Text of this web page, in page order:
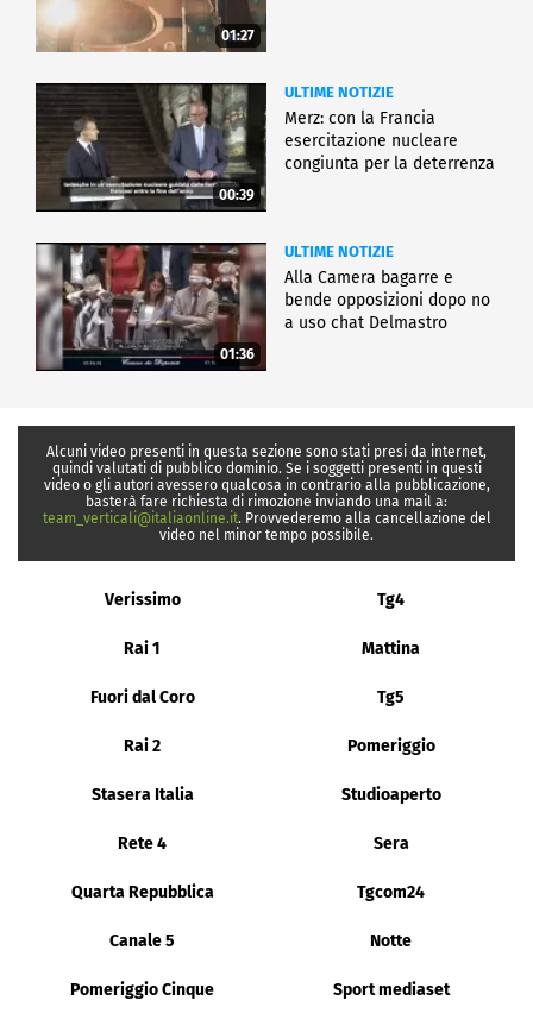
01:27
00:39
ULTIME NOTIZIE
Merz: con la Francia
esercitazione nucleare
congiunta per la deterrenza
01:36
ULTIME NOTIZIE
Alla Camera bagarre e
bende opposizioni dopo no
a uso chat Delmastro
Alcuni video presenti in questa sezione sono stati presi da internet,
quindi valutati di pubblico dominio. Se i soggetti presenti in questi
video o gli autori avessero qualcosa in contrario alla pubblicazione,
basterà fare richiesta di rimozione inviando una mail a:
team_verticali@italiaonline.it. Provvederemo alla cancellazione del
video nel minor tempo possibile.
Verissimo Tg4
Rai 1 Mattina
Fuori dal Coro Tg5
Rai 2 Pomeriggio
Stasera Italia Studioaperto
Rete 4 Sera
Quarta Repubblica Tgcom24
Canale 5 Notte
Pomeriggio Cinque Sport mediaset